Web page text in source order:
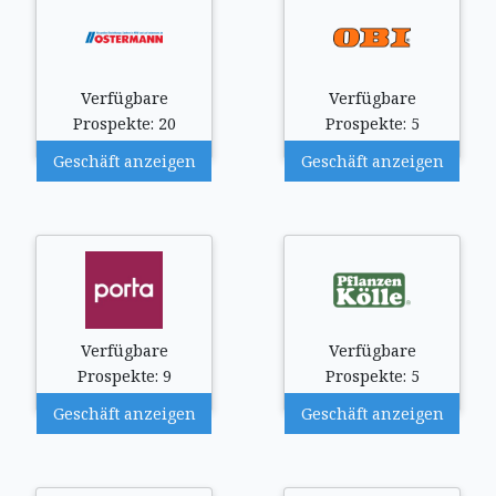
Verfügbare
Prospekte: 20
Geschäft anzeigen
Verfügbare
Prospekte: 5
Geschäft anzeigen
Verfügbare
Prospekte: 9
Geschäft anzeigen
Verfügbare
Prospekte: 5
Geschäft anzeigen